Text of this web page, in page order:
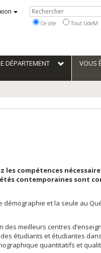
Rechercher
Ce site Tout UdeM
DÉPARTEMENT VOUS
les compétences
contemporaines sont
démographie et la seule au
des meilleurs centres
étudiants et étudiantes
quantitatifs et